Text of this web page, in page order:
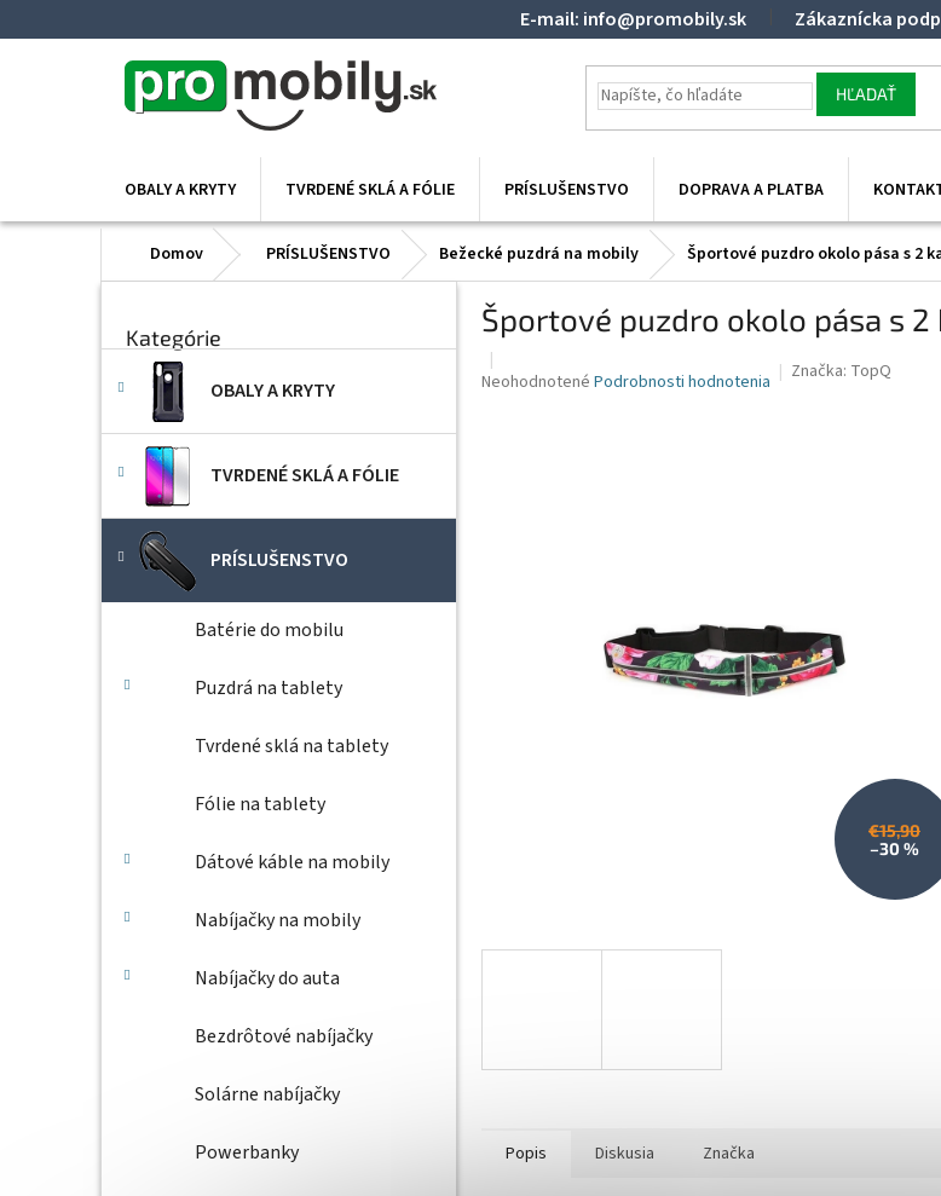
na
E-mail: info@promobily.sk Zákaznícka
HĽADAŤ
OBALY A KRYTY TVRDENÉ SKLÁ A FÓLIE PRÍSLUŠENSTVO DOPRAVA A PLATBA
Domov PRÍSLUŠENSTVO Bežecké puzdrá na mobily Športové puzdro okolo pása s 2
č
p
kategórie
Kategórie
OBALY A KRYTY
TVRDENÉ SKLÁ A FÓLIE
PRÍSLUŠENSTVO
Batérie do mobilu
Puzdrá na tablety
Tvrdené sklá na tablety
Fólie na tablety
Dátové káble na mobily
Nabíjačky na mobily
Nabíjačky do auta
Bezdrôtové nabíjačky
Solárne nabíjačky
Powerbanky
Športové puzdro okolo pása s 2
Priemerné
Neohodnotené Podrobnosti hodnotenia Značka: TopQ
€15,90
–30 %
Popis Diskusia Značka